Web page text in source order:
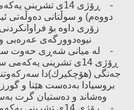
دووەم) ‌و سوڵتانی دەوڵەتی
زۆری داوە بۆ
نیوەدوورگەی عەرەبی
- لە میانی شەڕی حەوت
جەنگی (هۆچكیرك)دا
بروسیادا بەدەست هێنا ‌و
وەشاند ‌و دەستیان گرت